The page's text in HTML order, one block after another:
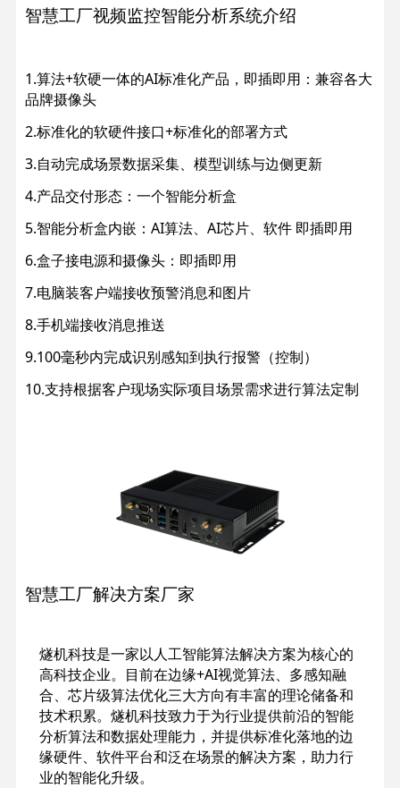
智慧工厂视频监控智能分析系统介绍
1.算法+软硬一体的AI标准化产品，即插即用：兼容各大
品牌摄像头
2.标准化的软硬件接口+标准化的部署方式
3.自动完成场景数据采集、模型训练与边侧更新
4.产品交付形态：一个智能分析盒
5.智能分析盒内嵌：AI算法、AI芯片、软件 即插即用
6.盒子接电源和摄像头：即插即用
7.电脑装客户端接收预警消息和图片
8.手机端接收消息推送
9.100毫秒内完成识别感知到执行报警（控制）
10.支持根据客户现场实际项目场景需求进行算法定制
智慧工厂解决方案厂家
燧机科技是一家以人工智能算法解决方案为核心的
高科技企业。目前在边缘+AI视觉算法、多感知融
合、芯片级算法优化三大方向有丰富的理论储备和
技术积累。燧机科技致力于为行业提供前沿的智能
分析算法和数据处理能力，并提供标准化落地的边
缘硬件、软件平台和泛在场景的解决方案，助力行
业的智能化升级。